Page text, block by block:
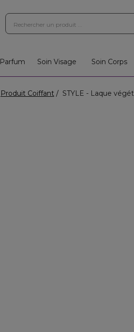
Parfum Soin Visage Soin Corps
Produit Coiffant STYLE - Laque